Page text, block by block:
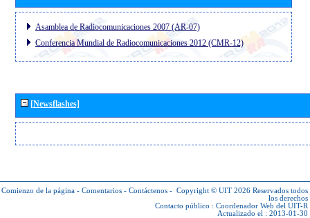
Asamblea de Radiocomunicaciones 2007 (AR-07)
Conferencia Mundial de Radiocomunicaciones 2012 (CMR-12)
[Newsflashes]
Comienzo de la página - Comentarios - Contáctenos - Copyright © UIT 2026 Reservados todos
los derechos
Contacto público : Coordenador Web del UIT-R
Actualizado el : 2013-01-30